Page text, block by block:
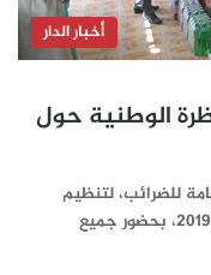
أخبار الدار
الوطنية حول
للضرائب، لتنظيم
مناظرة وطنية حول التجارة خلال شهر أبريل 2019، بحضور جميع